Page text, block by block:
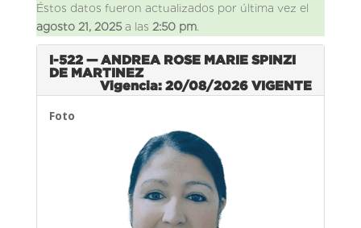
Éstos datos fueron actualizados por última vez el
agosto 21, 2025a las 2:50 pm.
I-522 — ANDREA ROSE MARIE SPINZI
DE MARTINEZ
Vigencia: 20/08/2026VIGENTE
Foto